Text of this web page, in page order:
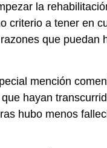
la
criterio a tener en
que puedan
mención
hayan
hubo menos